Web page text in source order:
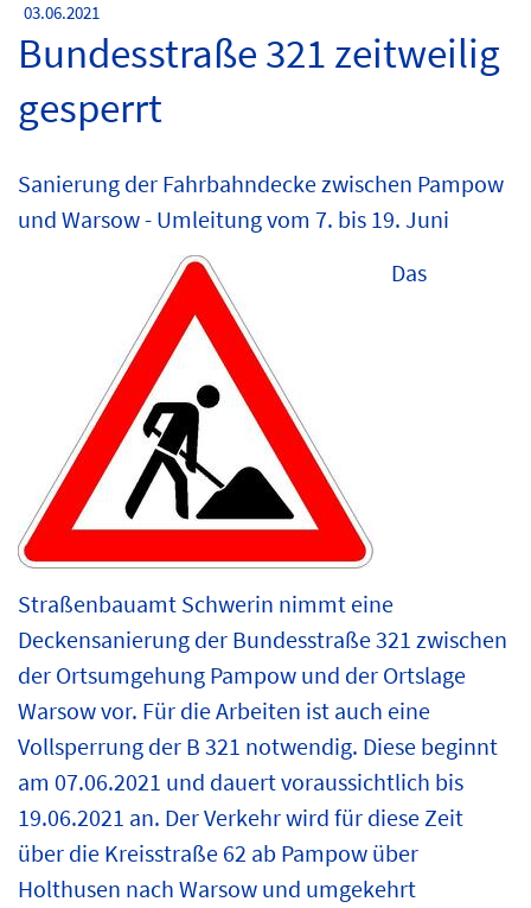
03.06.2021
Bundesstraße 321 zeitweilig
gesperrt
Sanierung der Fahrbahndecke zwischen Pampow
und Warsow - Umleitung vom 7. bis 19. Juni
Das
Straßenbauamt Schwerin nimmt eine
Deckensanierung der Bundesstraße 321 zwischen
der Ortsumgehung Pampow und der Ortslage
Warsow vor. Für die Arbeiten ist auch eine
Vollsperrung der B 321 notwendig. Diese beginnt
am 07.06.2021 und dauert voraussichtlich bis
19.06.2021 an. Der Verkehr wird für diese Zeit
über die Kreisstraße 62 ab Pampow über
Holthusen nach Warsow und umgekehrt